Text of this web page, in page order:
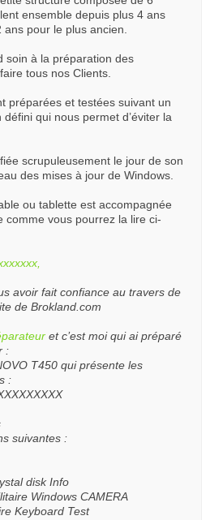
ensemble depuis plus 4 ans
pour le plus ancien.
soin à la préparation des
tous nos Clients.
préparées et testées suivant un
qui nous permet d’éviter la
scrupuleusement le jour de son
des mises à jour de Windows.
ou tablette est accompagnée
comme vous pourrez la lire ci-
avoir fait confiance au travers de
de Brokland.com
et c’est moi qui ai préparé
:
T450 qui présente les
:
suivantes :
disk Info
Windows CAMERA
Keyboard Test